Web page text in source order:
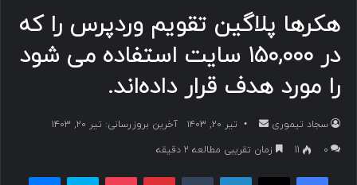
هکرها پلاگین تقویم وردپرس را که
در ۱۵۰,۰۰۰ سایت استفاده می شود
را مورد هدف قرار داده‌اند.
سجاد تیموری
ا
تیر ۲۰, ۱۴۰۳
آخرین بروزرسانی: تیر ۲۰, ۱۴۰۳
۰
11 زمان تقریبی مطالعه 2 دقیقه
فیسبوک ایکس لینکداین پینتریست پاکت اسکایپ